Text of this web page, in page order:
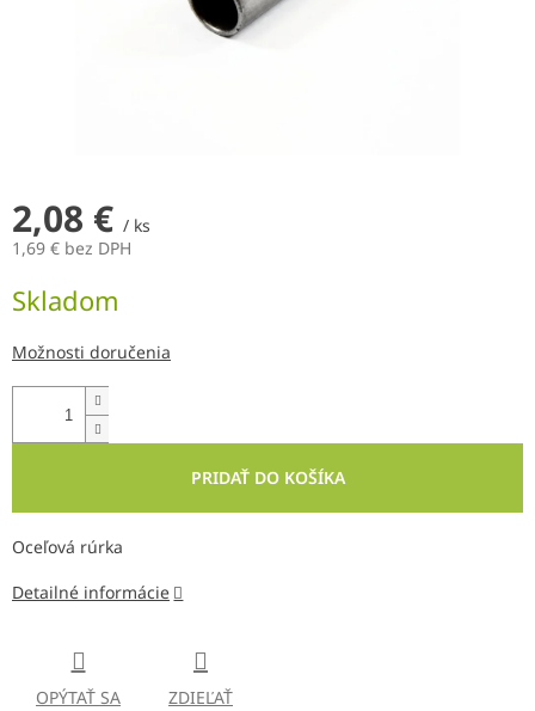
2,08 € / ks
1,69 € bez DPH
cena:
Skladom
Možnosti doručenia
PRIDAŤ DO KOŠÍKA
Oceľová rúrka
Detailné informácie
OPÝTAŤ SA ZDIEĽAŤ